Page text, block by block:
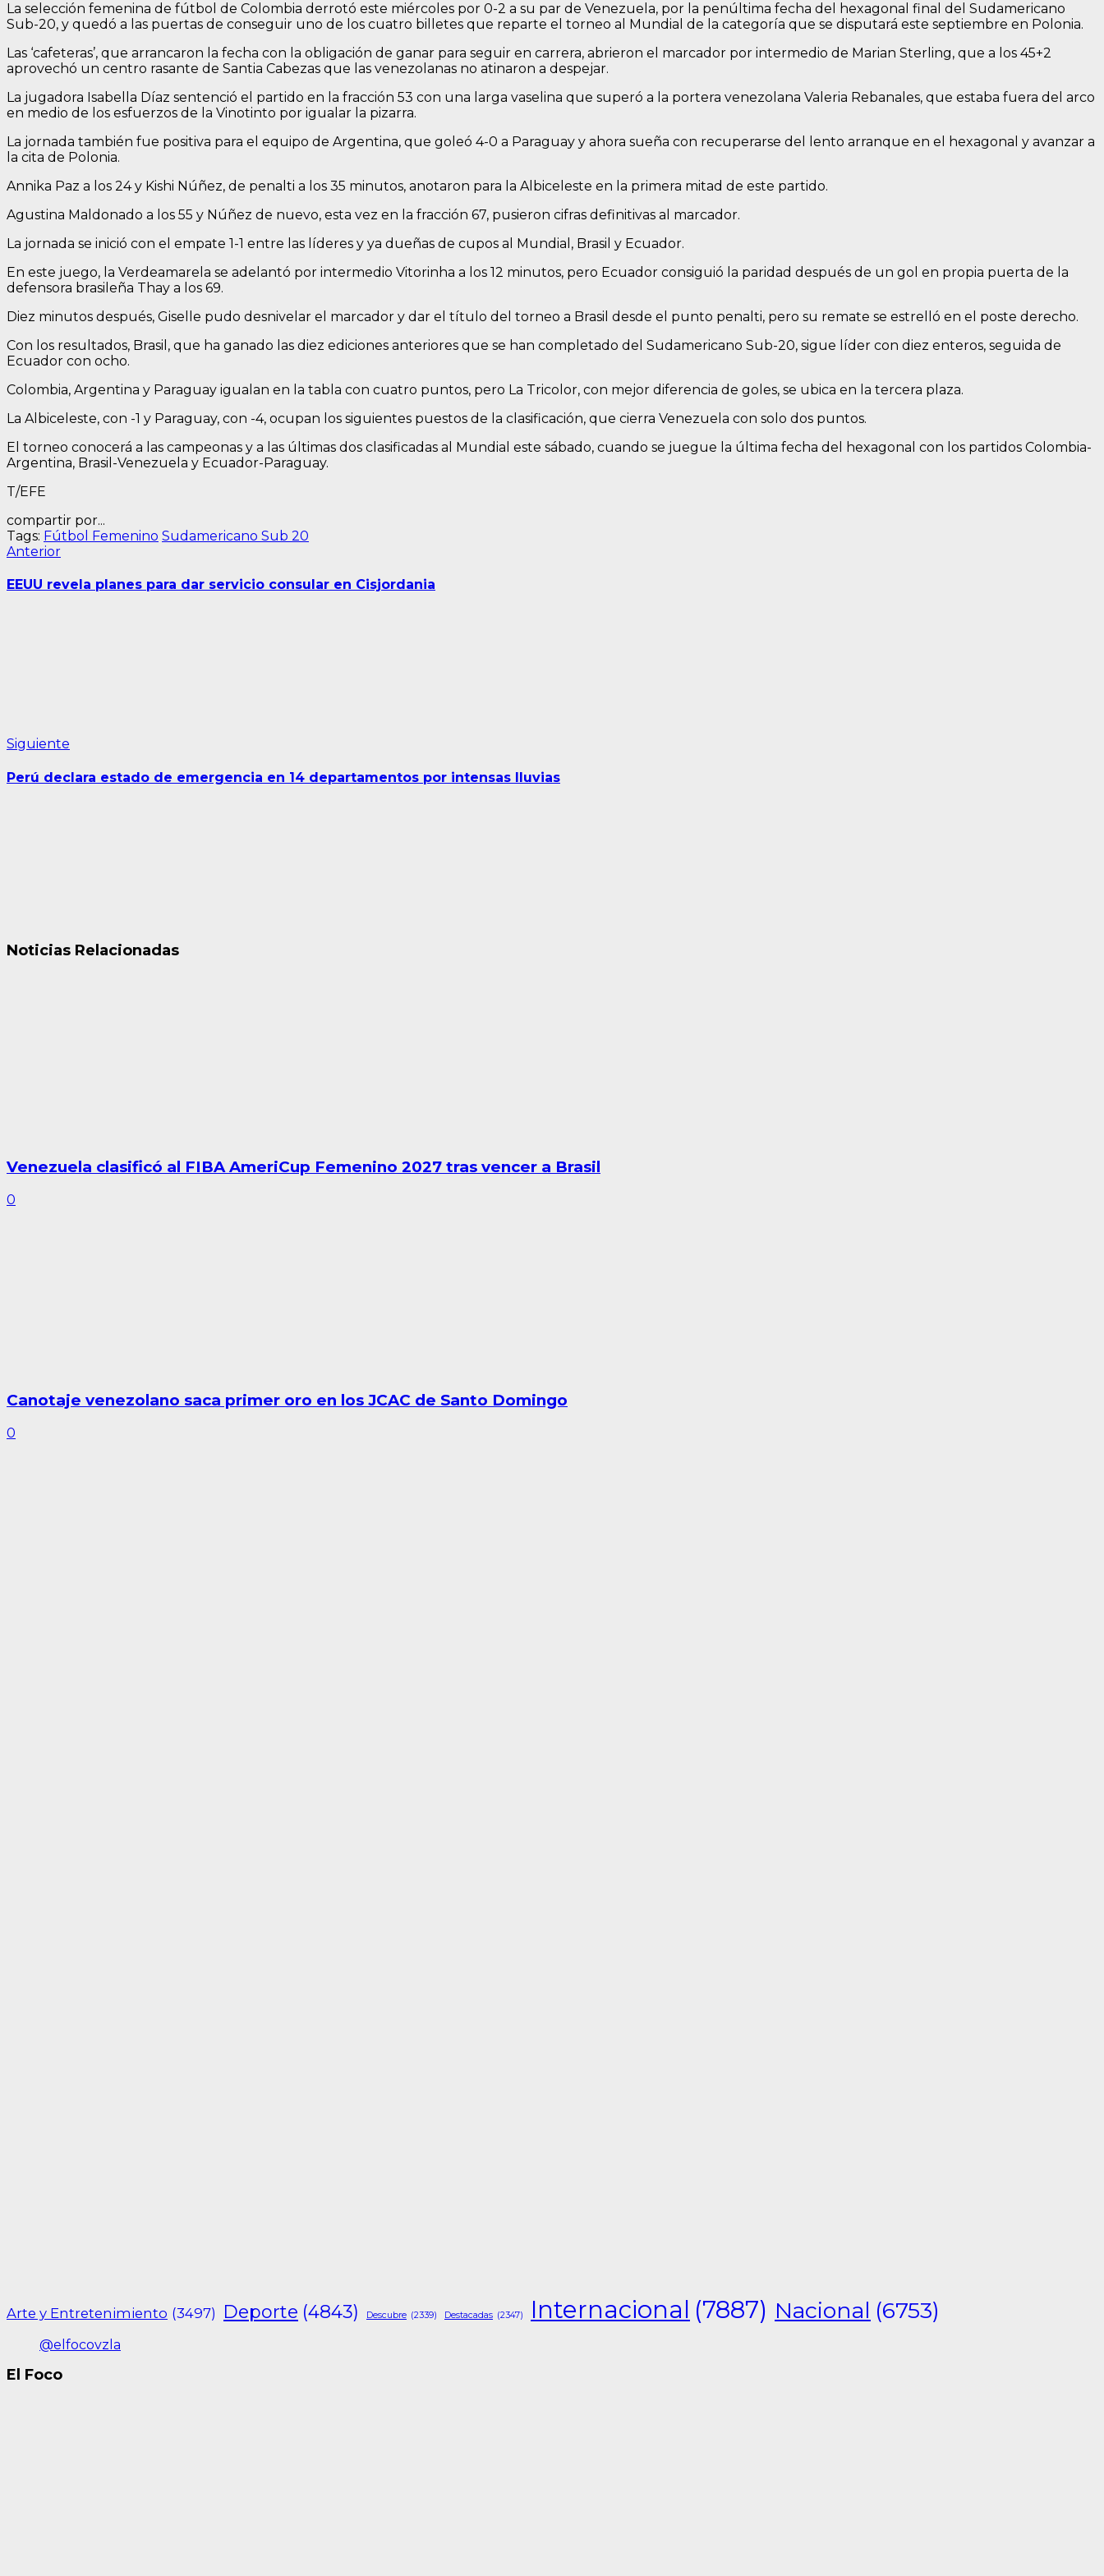
La selección femenina de fútbol de Colombia derrotó este miércoles por 0-2 a su par de Venezuela, por la penúltima fecha del hexagonal final del Sudamericano
Sub-20, y quedó a las puertas de conseguir uno de los cuatro billetes que reparte el torneo al Mundial de la categoría que se disputará este septiembre en Polonia.
Las ‘cafeteras’, que arrancaron la fecha con la obligación de ganar para seguir en carrera, abrieron el marcador por intermedio de Marian Sterling, que a los 45+2
aprovechó un centro rasante de Santia Cabezas que las venezolanas no atinaron a despejar.
La jugadora Isabella Díaz sentenció el partido en la fracción 53 con una larga vaselina que superó a la portera venezolana Valeria Rebanales, que estaba fuera del arco
en medio de los esfuerzos de la Vinotinto por igualar la pizarra.
La jornada también fue positiva para el equipo de Argentina, que goleó 4-0 a Paraguay y ahora sueña con recuperarse del lento arranque en el hexagonal y avanzar a
la cita de Polonia.
Annika Paz a los 24 y Kishi Núñez, de penalti a los 35 minutos, anotaron para la Albiceleste en la primera mitad de este partido.
Agustina Maldonado a los 55 y Núñez de nuevo, esta vez en la fracción 67, pusieron cifras definitivas al marcador.
La jornada se inició con el empate 1-1 entre las líderes y ya dueñas de cupos al Mundial, Brasil y Ecuador.
En este juego, la Verdeamarela se adelantó por intermedio Vitorinha a los 12 minutos, pero Ecuador consiguió la paridad después de un gol en propia puerta de la
defensora brasileña Thay a los 69.
Diez minutos después, Giselle pudo desnivelar el marcador y dar el título del torneo a Brasil desde el punto penalti, pero su remate se estrelló en el poste derecho.
Con los resultados, Brasil, que ha ganado las diez ediciones anteriores que se han completado del Sudamericano Sub-20, sigue líder con diez enteros, seguida de
Ecuador con ocho.
Colombia, Argentina y Paraguay igualan en la tabla con cuatro puntos, pero La Tricolor, con mejor diferencia de goles, se ubica en la tercera plaza.
La Albiceleste, con -1 y Paraguay, con -4, ocupan los siguientes puestos de la clasificación, que cierra Venezuela con solo dos puntos.
El torneo conocerá a las campeonas y a las últimas dos clasificadas al Mundial este sábado, cuando se juegue la última fecha del hexagonal con los partidos Colombia-
Argentina, Brasil-Venezuela y Ecuador-Paraguay.
T/EFE
compartir por...
Tags: Fútbol Femenino Sudamericano Sub 20
Navegación
de
AnteriorEntrada
EEUU revela planes para dar servicio consular en Cisjordania
Siguiente
Perú declara estado de emergencia en 14 departamentos por intensas lluvias
Noticias Relacionadas
Venezuela clasificó al FIBA AmeriCup Femenino 2027 tras vencer a Brasil
0
Canotaje venezolano saca primer oro en los JCAC de Santo Domingo
0
Arte y Entretenimiento (3497) Deporte (4843) Descubre (2339) Destacadas (2347) Internacional (7887) Nacional (6753)
@elfocovzla
El Foco